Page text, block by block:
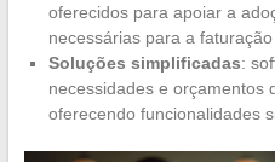
oferecidos para apoiar a
necessárias para a faturação
Soluções simplificadas:
necessidades e orçamentos
oferecendo funcionalidades